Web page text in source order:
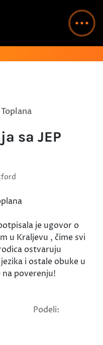
sa JEP
je ugovor o
u Kraljevu , čime svi
ostvaruju
i ostale obuke u
na poverenju!
Podeli: